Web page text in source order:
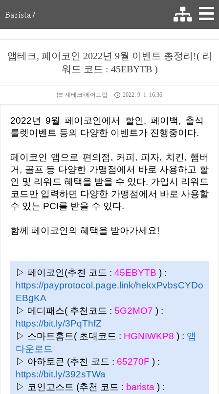
Barista7
앱테크, 페이코인 2022년 9월 이벤트 총정리!( 리
워드 코드 : 45EBYTB )
재테크/에어드랍 2022. 9. 1. 16:36
2022년 9월 페이코인에서 할인, 페이백, 출석
룰렛이벤트 등의 다양한 이벤트가 진행중이다.
페이코인 앱으로 편의점, 커피, 피자, 치킨, 햄버
거, 골프 등 다양한 가맹점에서 바로 사용하고 할
인 및 리워드 혜택을 받을 수 있다. 가입시 리워드
코드만 입력하면 다양한 가맹점에서 바로 사용할
수 있는 PCI를 받을 수 있다.
함께 페이코인의 혜택을 받아가세요!
▷ 페이코인(추천 코드 : 45EBYTB ) :
https://payprotocol.page.link/hekxPvbsCYDo
EBgKA
▷ 메디패스( 추천코드 : 5G2MO7 ) :
https://bit.ly/3PqThfZ
▷ 스마트홈트( 초대코드 : HGNIWKP8 ) : 앱
다운로드
▷ 아하토큰 (추천 코드 : 65270F ) :
https://bit.ly/392sTWa
▷ 코인고스트 (추천 코드 : barista ) :